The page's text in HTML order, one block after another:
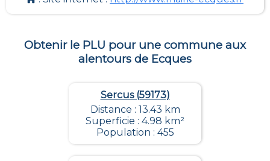
Obtenir le PLU pour une commune aux
alentours de Ecques
Sercus (59173)
Distance : 13.43 km
Superficie : 4.98 km²
Population : 455